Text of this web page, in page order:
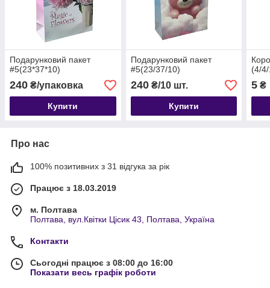
Подарунковий пакет
#5(23*37*10)
240 ₴/упаковка
Купити
Подарунковий пакет
#5(23/37/10)
240₴/10 шт.
Купити
(4/
5 ₴
Про нас
100% позитивних з 31 відгука за рік
Працює з 18.03.2019
м. Полтава
Полтава, вул.Квітки Цісик 43, Полтава, Україна
Контакти
Сьогодні працює з 08:00 до 16:00
Показати весь графік роботи